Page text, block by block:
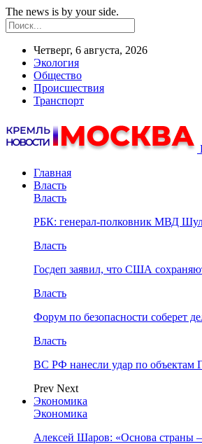
The news is by your side.
Четверг, 6 августа, 2026
Экология
Общество
Происшествия
Транспорт
Главная
Власть
Власть
РБК: генерал-полковник МВД
Власть
Госдеп заявил, что США
Власть
Форум по безопасности соберет
Власть
ВС РФ нанесли удар по
Prev Next
Экономика
Экономика
Алексей Шаров: «Основа страны